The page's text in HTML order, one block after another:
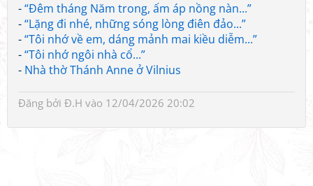
-“Đêm tháng Năm trong, ấm áp nồng nàn...”
-“Lặng đi nhé, những sóng lòng điên đảo...”
-“Tôi nhớ về em, dáng mảnh mai kiều diễm...”
-“Tôi nhớ ngôi nhà cổ...”
- Nhà thờ Thánh Anne ở Vilnius
Đăng bởi Đ.H vào 12/04/2026 20:02